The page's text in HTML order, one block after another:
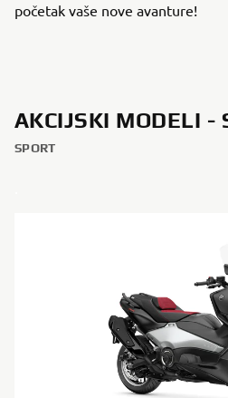
početak vaše nove avanture!
AKCIJSKI MODELI -
SPORT